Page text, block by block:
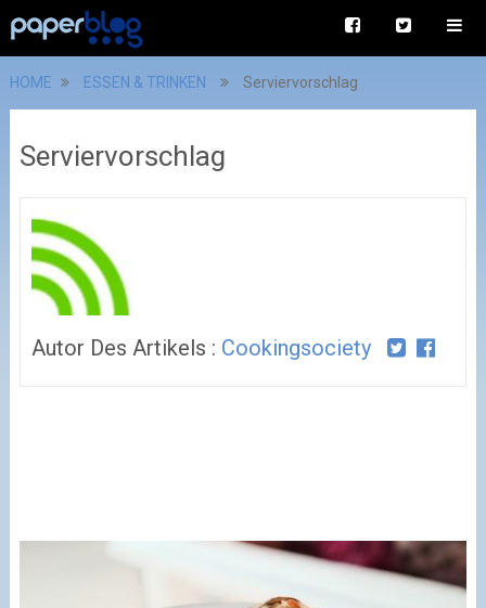
HOME ESSEN & TRINKEN Serviervorschlag
Serviervorschlag
Autor Des Artikels : Cookingsociety